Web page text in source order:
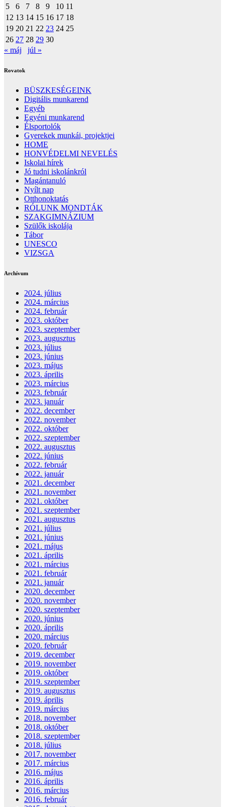
5 6 7 8 9 10 11
12 13 14 15 16 17 18
19 20 21 22 23 24 25
26 27 28 29 30
« máj
júl »
Rovatok
BÜSZKESÉGEINK
Digitális munkarend
Egyéb
Egyéni munkarend
Élsportolók
Gyerekek munkái, projektjei
HOME
HONVÉDELMI NEVELÉS
Iskolai hírek
Jó tudni iskolánkról
Magántanuló
Nyílt nap
Otthonoktatás
RÓLUNK MONDTÁK
SZAKGIMNÁZIUM
Szülők iskolája
Tábor
UNESCO
VIZSGA
Archívum
2024. július
2024. március
2024. február
2023. október
2023. szeptember
2023. augusztus
2023. július
2023. június
2023. május
2023. április
2023. március
2023. február
2023. január
2022. december
2022. november
2022. október
2022. szeptember
2022. augusztus
2022. június
2022. február
2022. január
2021. december
2021. november
2021. október
2021. szeptember
2021. augusztus
2021. július
2021. június
2021. május
2021. április
2021. március
2021. február
2021. január
2020. december
2020. november
2020. szeptember
2020. június
2020. április
2020. március
2020. február
2019. december
2019. november
2019. október
2019. szeptember
2019. augusztus
2019. április
2019. március
2018. november
2018. október
2018. szeptember
2018. július
2017. november
2017. március
2016. május
2016. április
2016. március
2016. február